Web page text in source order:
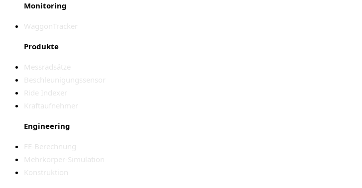
Monitoring
WaggonTracker
Produkte
Messradsätze
Beschleunigungssensor
Ride Indexer
Kraftaufnehmer
Engineering
FE-Berechnung
Mehrkörper-Simulation
Konstruktion